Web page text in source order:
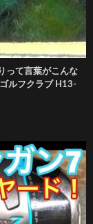
って言葉がこんな
ルフクラブ H13-